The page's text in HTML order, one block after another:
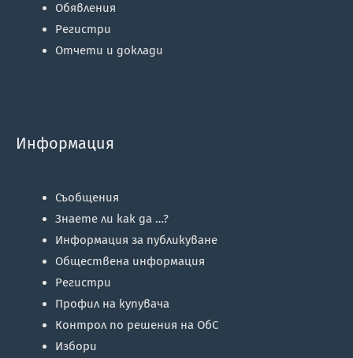
Обявления
Регистри
Отчети и доклади
Информация
Съобщения
Знаете ли как да …?
Информация за публикуване
Обществена информация
Регистри
Профил на купувача
Контрол по решения на ОбС
Избори